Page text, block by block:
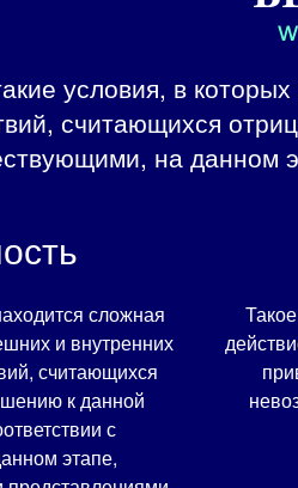
условия, в
считающихся
на данном
сложная
и внутренних
считающихся
к данной
с
этапе,